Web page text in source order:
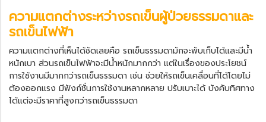
ความแตกต่างระหว่างรถเข็นผู้ป่วยธรรมดาและ
รถเข็นไฟฟ้า
ความแตกต่างที่เห็นได้ชัดเลยคือ รถเข็นธรรมดามักจะพับเก็บได้และมีน้ำ
หนักเบา ส่วนรถเข็นไฟฟ้าจะมีน้ำหนักมากกว่า แต่ในเรื่องของประโยชน์
การใช้งานมีมากกว่ารถเข็นธรรมดา เช่น ช่วยให้รถเข็นเคลื่อนที่ได้โดยไม่
ต้องออกแรง มีฟังก์ชั่นการใช้งานหลากหลาย ปรับเบาะได้ บังคับทิศทาง
ได้แต่จะมีราคาที่สูงกว่ารถเข็นธรรมดา